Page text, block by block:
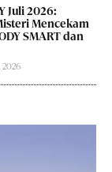
Juli 2026:
Mencekam
SMART dan
2026